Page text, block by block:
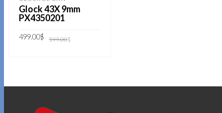
Glock 43X 9mm
PX4350201
599.00$Giá
gốc
499.00$
Giá
hiện